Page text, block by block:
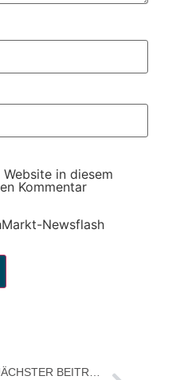
in diesem
Kommentar
Newsflash